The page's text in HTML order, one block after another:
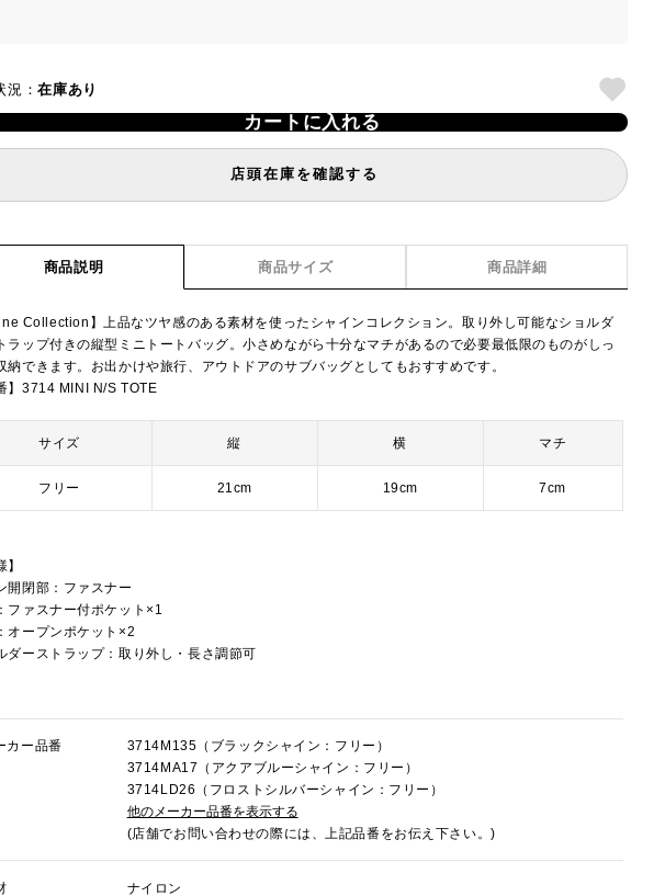
況：在庫あり
カートに入れる
店頭在庫を確認する
商品説明 商品サイズ 商品詳細
Collection】上品なツヤ感のある素材を使ったシャインコレクション。取り外し可能なショルダ
ラップ付きの縦型ミニトートバッグ。小さめながら十分なマチがあるので必要最低限のものがしっ
納できます。お出かけや旅行、アウトドアのサブバッグとしてもおすすめです。
】3714 MINI N/S TOTE
サイズ 縦 横 マチ
フリー 21cm 19cm 7cm
】
開閉部：ファスナー
ファスナー付ポケット×1
オープンポケット×2
ダーストラップ：取り外し・長さ調節可
カー品番
3714M135（ブラックシャイン：フリー）
3714MA17（アクアブルーシャイン：フリー）
3714LD26（フロストシルバーシャイン：フリー）
他のメーカー品番を表示する
(店舗でお問い合わせの際には、上記品番をお伝え下さい。)
ナイロン